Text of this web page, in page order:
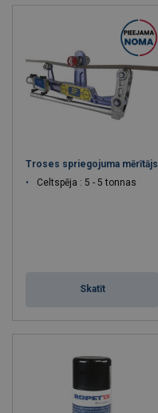
Troses spriegojuma mērītājs
Celtspēja : 5 - 5 tonnas
Skatīt